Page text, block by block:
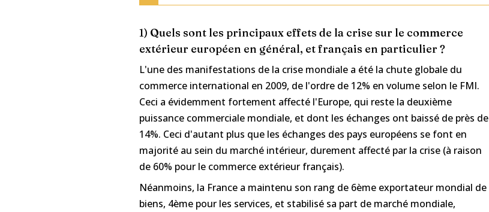
1) Quels sont les principaux effets de la crise sur le commerce
extérieur européen en général, et français en particulier ?
L'une des manifestations de la crise mondiale a été la chute globale du
commerce international en 2009, de l'ordre de 12% en volume selon le FMI.
Ceci a évidemment fortement affecté l'Europe, qui reste la deuxième
puissance commerciale mondiale, et dont les échanges ont baissé de près de
14%. Ceci d'autant plus que les échanges des pays européens se font en
majorité au sein du marché intérieur, durement affecté par la crise (à raison
de 60% pour le commerce extérieur français).
Néanmoins, la France a maintenu son rang de 6ème exportateur mondial de
biens, 4ème pour les services, et stabilisé sa part de marché mondiale,